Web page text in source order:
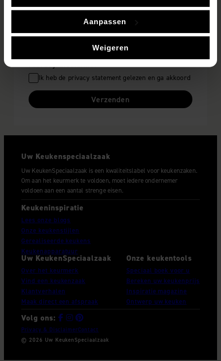
Uw apparaat identificeren door het actief te scannen
op specifieke eigenschappen (fingerprinting)
Lees meer over hoe uw persoonlijke gegevens worden
U kunt uw toestemming op elk moment wijzigen of
We gebruiken cookies om content en advertenties te
en om ons websiteverkeer te analyseren. Ook delen we
partners voor social media, adverteren en analyse. Deze
partners kunnen deze gegevens combineren met andere
informatie die u aan ze heeft verstrekt of die ze hebben
verzameld op basis van uw gebruik van hun services.
Aanpassen
Weigeren
Telefoonnummer
Privacy disclaimer
Ik heb de privacy statement gelezen en ga akkoord
Verzenden
Uw Keukenspeciaalzaak
Uw KeukenSpeciaalzaak is een kwaliteitslabel voor keukenzaken.
Om aan het keurmerk te voldoen, moet iedere ondernemer
voldoen aan een aantal strenge eisen.
Keukeninspiratie
Lees onze blogs
Onze keukenstijlen
Gerealiseerde keukens
Keukenapparatuur
Uw KeukenSpeciaalzaak
Over het keurmerk
Vind een keukenzaak
Klantverhalen
Maak direct een afspraak
Onze keukentools
Speciaal boek voor u
Bereken uw keukenprijs
Inspiratie magazine
Ontwerp uw keuken
Volg ons:
Privacy & DisclaimerContact
© 2026 Uw KeukenSpeciaalzaak